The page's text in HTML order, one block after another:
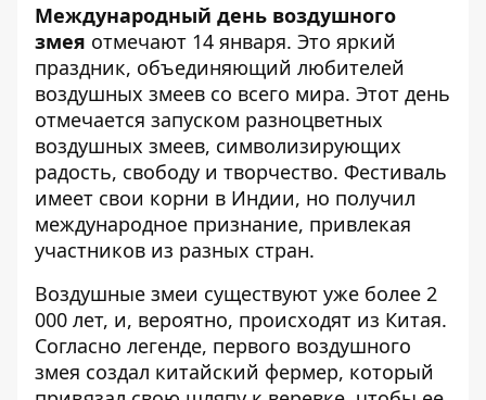
Международный день воздушного
змея отмечают 14 января. Это яркий
праздник, объединяющий любителей
воздушных змеев со всего мира. Этот день
отмечается запуском разноцветных
воздушных змеев, символизирующих
радость, свободу и творчество. Фестиваль
имеет свои корни в Индии, но получил
международное признание, привлекая
участников из разных стран.
Воздушные змеи существуют уже более 2
000 лет, и, вероятно, происходят из Китая.
Согласно легенде, первого воздушного
змея создал китайский фермер, который